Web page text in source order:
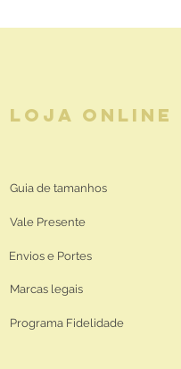
LOJA ONLINE
Guia de tamanhos
Vale Presente
Envios e Portes
Marcas legais
Programa Fidelidade